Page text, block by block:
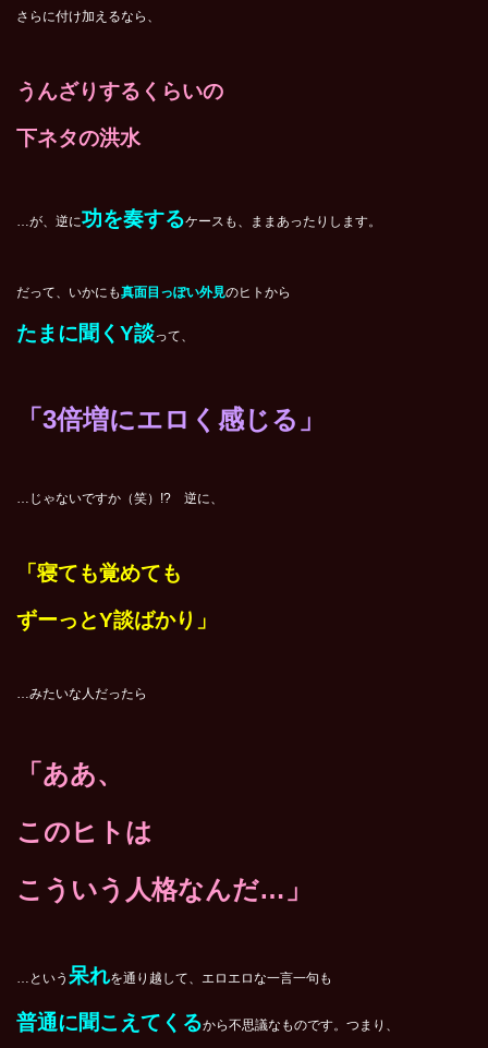
さらに付け加えるなら、
うんざりするくらいの
下ネタの洪水
…が、逆に功を奏するケースも、ままあったりします。
だって、いかにも真面目っぽい外見のヒトから
たまに聞くY談って、
「3倍増にエロく感じる」
…じゃないですか（笑）!? 逆に、
「寝ても覚めても
ずーっとY談ばかり」
…みたいな人だったら
「ああ、
このヒトは
こういう人格なんだ…」
…という 呆れを通り越して、エロエロな一言一句も
普通に聞こえてくるから不思議なものです。つまり、